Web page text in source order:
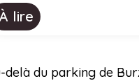
À lire
delà du parking de